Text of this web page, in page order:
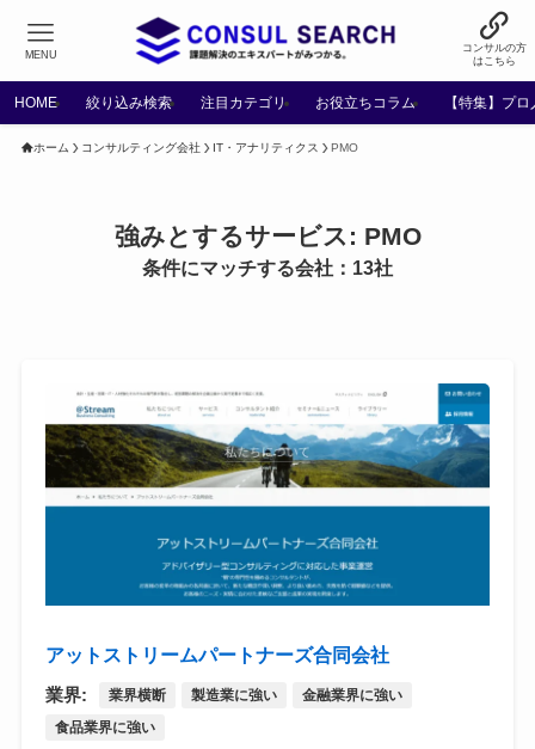
コンサルの方
はこちら
MENU
HOME 絞り込み検索 注目カテゴリ お役立ちコラム 【特集】プ
ホーム コンサルティング会社 IT・アナリティクス PMO
強みとするサービス: PMO
条件にマッチする会社：13社
アットストリームパートナーズ合同会社
業界: 業界横断 製造業に強い 金融業界に強い
食品業界に強い